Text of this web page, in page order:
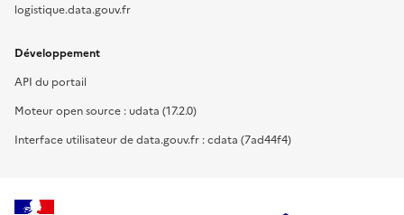
logistique.data.gouv.fr
Développement
API du portail
Moteur open source : udata (17.2.0)
Interface utilisateur de data.gouv.fr : cdata (7ad44f4)